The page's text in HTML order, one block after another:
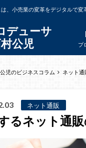
デューサ
公児
、小売業の変革をデジタルで
プ
児のビジネスコラム ネット通
ネット通販
るネット通